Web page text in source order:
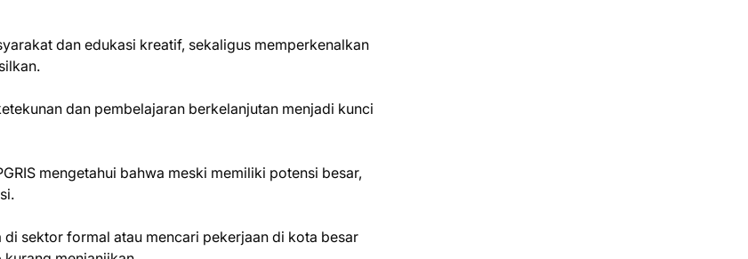
dan edukasi kreatif, sekaligus memperkenalkan
dan pembelajaran berkelanjutan menjadi kunci
mengetahui bahwa meski memiliki potensi besar,
sektor formal atau mencari pekerjaan di kota besar